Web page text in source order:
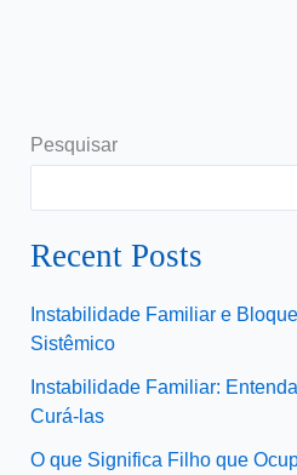
Pesquisar
Recent Posts
Instabilidade Familiar e
Sistêmico
Instabilidade Familiar:
Curá-las
O que Significa Filho que